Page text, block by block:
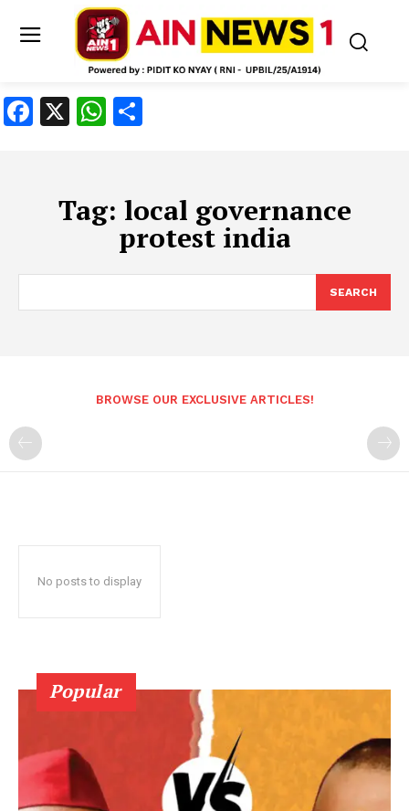
Facebook
X WhatsApp
Tag: local governance
protest india
SEARCH
BROWSE OUR EXCLUSIVE ARTICLES!
No posts to display
Popular